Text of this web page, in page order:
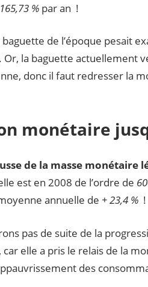
165,73 %par an !
baguette de l’époque pesait
Or, la baguette actuellement
donc il faut redresser la
monétaire
de la masse monétaire
est en 2008 de l’ordre de
annuelle de + 23,4 %!
pas de suite de la
elle a pris le relais de la
des